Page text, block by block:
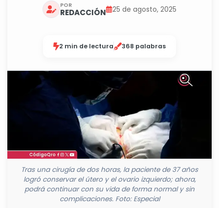
POR
REDACCIÓN 25 de agosto, 2025
2 min de lectura 368 palabras
Tras una cirugía de dos horas, la paciente de 37 años
logró conservar el útero y el ovario izquierdo; ahora,
podrá continuar con su vida de forma normal y sin
complicaciones. Foto: Especial